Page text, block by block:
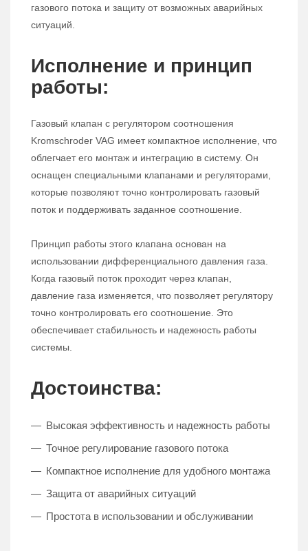
газового потока и защиту от возможных аварийных
ситуаций.
Исполнение и принцип
работы:
Газовый клапан с регулятором соотношения
Kromschroder VAG имеет компактное исполнение, что
облегчает его монтаж и интеграцию в систему. Он
оснащен специальными клапанами и регуляторами,
которые позволяют точно контролировать газовый
поток и поддерживать заданное соотношение.
Принцип работы этого клапана основан на
использовании дифференциального давления газа.
Когда газовый поток проходит через клапан,
давление газа изменяется, что позволяет регулятору
точно контролировать его соотношение. Это
обеспечивает стабильность и надежность работы
системы.
Достоинства:
Высокая эффективность и надежность работы
Точное регулирование газового потока
Компактное исполнение для удобного монтажа
Защита от аварийных ситуаций
Простота в использовании и обслуживании